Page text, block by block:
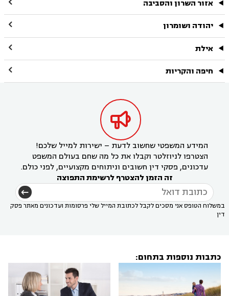
אזור השרון והסביבה 
יהודה ושומרון 
אילת 
חיפה והקריות 

המידע המשפטי שחשוב לדעת – ישירות למייל שלכם!
הצטרפו לניוזלטר וקבלו את כל מה שחם בעולם המשפט
עדכונים, פסקי דין חשובים וניתוחים מקצועיים, לפני כולם.
זה הזמן להצטרף לרשימת התפוצה
במשלוח הטופס אני מסכים לקבל לכתובת המייל שלי פרסומות ועדכונים מאתר פסק
דין
כתבות נוספות בתחום: